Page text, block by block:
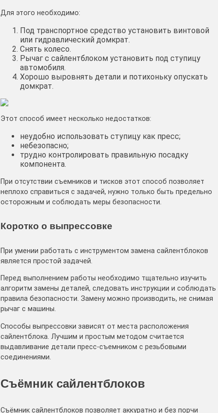
Для этого необходимо:
Под транспортное средство установить винтовой
или гидравлический домкрат.
Снять колесо.
Рычаг с сайлентблоком установить под ступицу
автомобиля.
Хорошо выровнять детали и потихоньку опускать
домкрат.
Этот способ имеет несколько недостатков:
неудобно использовать ступицу как пресс;
небезопасно;
трудно контролировать правильную посадку
компонента.
При отсутствии съемников и тисков этот способ позволяет
неплохо справиться с задачей, нужно только быть предельно
осторожным и соблюдать меры безопасности.
Коротко о выпрессовке
При умении работать с инструментом замена сайлентблоков
является простой задачей.
Перед выполнением работы необходимо тщательно изучить
алгоритм замены деталей, следовать инструкции и соблюдать
правила безопасности. Замену можно производить, не снимая
рычаг с машины.
Способы выпрессовки зависят от места расположения
сайлентблока. Лучшим и простым методом считается
выдавливание детали пресс-съемником с резьбовыми
соединениями.
Cъёмник сайлентблоков
Съёмник сайлентблоков позволяет аккуратно и без порчи